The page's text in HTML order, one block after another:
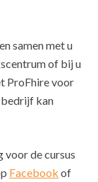
samen met u
of bij u
ProFhire voor
kan
voor de cursus
Facebook of